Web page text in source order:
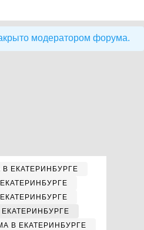
модератором форума.
ЕКАТЕРИНБУРГЕ
В ЕКАТЕРИНБУРГЕ